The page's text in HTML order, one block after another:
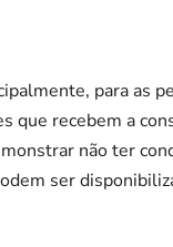
para as
que recebem a
não ter
ser